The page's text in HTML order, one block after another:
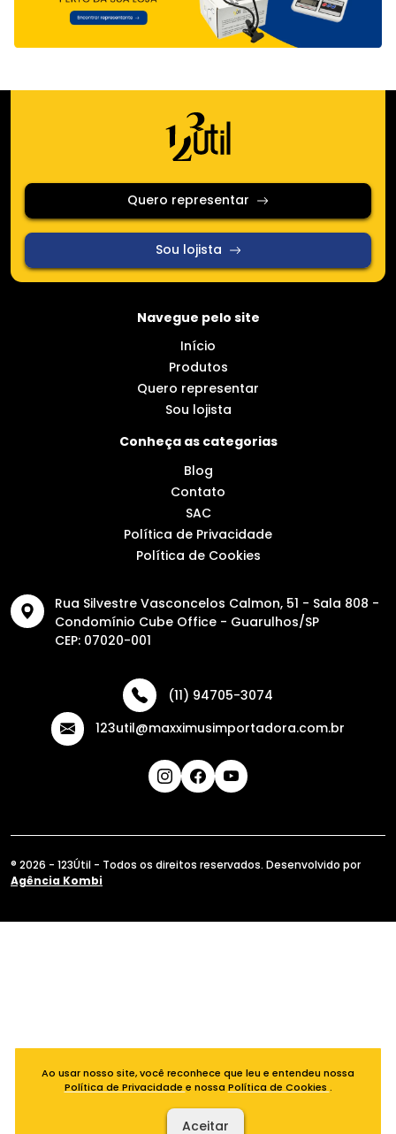
Quero representar
Sou lojista
Navegue pelo site
Início
Produtos
Quero representar
Sou lojista
Conheça as categorias
Blog
Contato
SAC
Política de Privacidade
Política de Cookies
Rua Silvestre Vasconcelos Calmon, 51 - Sala 808 -
Condomínio Cube Office - Guarulhos/SP
CEP: 07020-001
(11) 94705-3074
123util@maxximusimportadora.com.br
® 2026 - 123Útil - Todos os direitos reservados. Desenvolvido por
Agência Kombi
Ao usar nosso site, você reconhece que leu e entendeu nossa
Política de Privacidade e nossa Política de Cookies .
Aceitar